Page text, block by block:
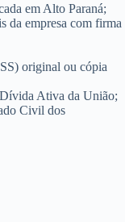
em Alto Paraná;
da empresa com firma
original ou cópia
Ativa da União;
Civil dos